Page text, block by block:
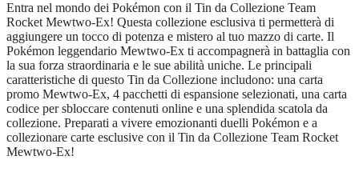
Entra nel mondo dei Pokémon con il Tin da Collezione Team
Rocket Mewtwo-Ex! Questa collezione esclusiva ti permetterà di
aggiungere un tocco di potenza e mistero al tuo mazzo di carte. Il
Pokémon leggendario Mewtwo-Ex ti accompagnerà in battaglia con
la sua forza straordinaria e le sue abilità uniche. Le principali
caratteristiche di questo Tin da Collezione includono: una carta
promo Mewtwo-Ex, 4 pacchetti di espansione selezionati, una carta
codice per sbloccare contenuti online e una splendida scatola da
collezione. Preparati a vivere emozionanti duelli Pokémon e a
collezionare carte esclusive con il Tin da Collezione Team Rocket
Mewtwo-Ex!